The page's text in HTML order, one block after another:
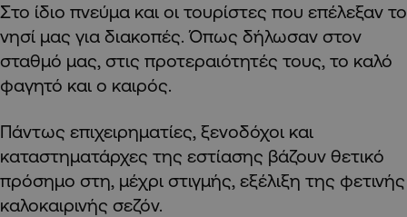
Στο ίδιο πνεύμα και οι τουρίστες που επέλεξαν το
νησί μας για διακοπές. Όπως δήλωσαν στον
σταθμό μας, στις προτεραιότητές τους, το καλό
φαγητό και ο καιρός.
Πάντως επιχειρηματίες, ξενοδόχοι και
καταστηματάρχες της εστίασης βάζουν θετικό
πρόσημο στη, μέχρι στιγμής, εξέλιξη της φετινής
καλοκαιρινής σεζόν.